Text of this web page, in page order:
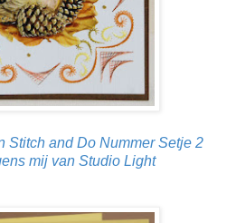
Stitch and Do Nummer Setje 2
mij van Studio Light